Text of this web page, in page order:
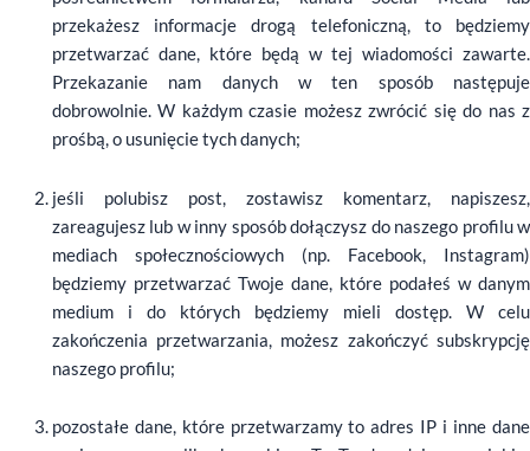
przekażesz informacje drogą telefoniczną, to będziemy
przetwarzać dane, które będą w tej wiadomości zawarte.
Przekazanie nam danych w ten sposób następuje
dobrowolnie. W każdym czasie możesz zwrócić się do nas z
prośbą, o usunięcie tych danych;
jeśli polubisz post, zostawisz komentarz, napiszesz,
zareagujesz lub w inny sposób dołączysz do naszego profilu w
mediach społecznościowych (np. Facebook, Instagram)
będziemy przetwarzać Twoje dane, które podałeś w danym
medium i do których będziemy mieli dostęp. W celu
zakończenia przetwarzania, możesz zakończyć subskrypcję
naszego profilu;
pozostałe dane, które przetwarzamy to adres IP i inne dane